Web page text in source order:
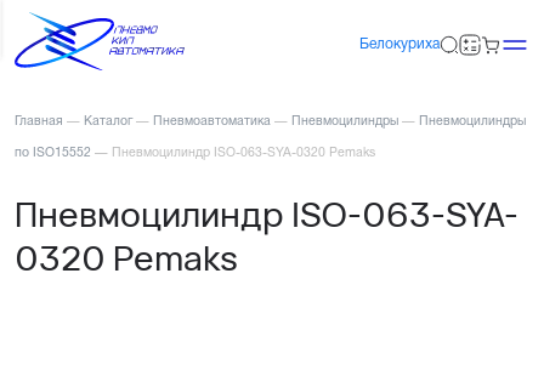
Белокуриха
Главная — Каталог — Пневмоавтоматика — Пневмоцилиндры — Пневмоцилиндры
по ISO15552 — Пневмоцилиндр ISO-063-SYA-0320 Pemaks
Пневмоцилиндр ISO-063-SYA-
0320 Pemaks